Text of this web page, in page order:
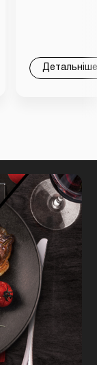
Детальніше